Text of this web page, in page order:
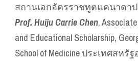
สถานเอกอัครราชทูตแคนาดา
Prof. Huiju Carrie Chen,
and Educational Scholarship,
School of Medicine ประเทศสหรั